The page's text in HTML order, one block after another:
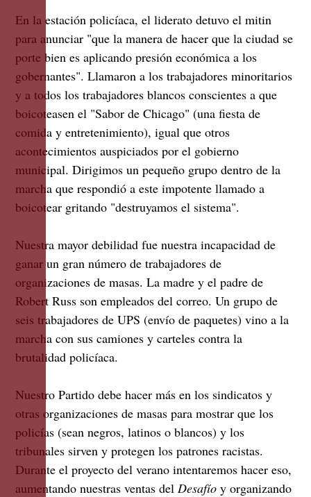
En la estación policíaca, el liderato detuvo el mitin
para anunciar "que la manera de hacer que la ciudad se
porte bien es aplicando presión económica a los
gobernantes". Llamaron a los trabajadores minoritarios
y a todos los trabajadores blancos conscientes a que
boicoteasen el "Sabor de Chicago" (una fiesta de
comida y entretenimiento), igual que otros
acontecimientos auspiciados por el gobierno
municipal. Dirigimos un pequeño grupo dentro de la
marcha que respondió a este impotente llamado a
boicotear gritando "destruyamos el sistema".
Nuestra mayor debilidad fue nuestra incapacidad de
ganar un gran número de trabajadores de
organizaciones de masas. La madre y el padre de
Robert Russ son empleados del correo. Un grupo de
seis trabajadores de UPS (envío de paquetes) vino a la
marcha con sus camiones y carteles contra la
brutalidad policíaca.
Nuestro Partido debe hacer más en los sindicatos y
otras organizaciones de masas para mostrar que los
policías (sean negros, latinos o blancos) y los
tribunales sirven y protegen los patrones racistas.
Durante el proyecto del verano intentaremos hacer eso,
aumentando nuestras ventas del Desafío y organizando